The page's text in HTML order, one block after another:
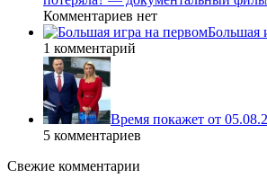
Комментариев нет
Большая
1 комментарий
Время покажет от
5 комментариев
Свежие комментарии